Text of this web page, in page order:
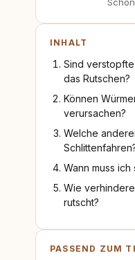
INHALT
Sind
das Rutschen?
Können
verursachen?
Welche
Wann muss
Wie
rutscht?
PASSEND ZUM